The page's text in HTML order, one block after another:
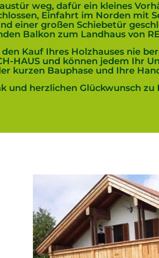
weg, dafür ein kleines
Einfahrt im Norden mit
einer großen Schiebetür
Balkon zum Landhaus von
Kauf Ihres Holzhauses nie
HAUS und können jedem Ihr
kurzen Bauphase und Ihre
und herzlichen Glückwunsch